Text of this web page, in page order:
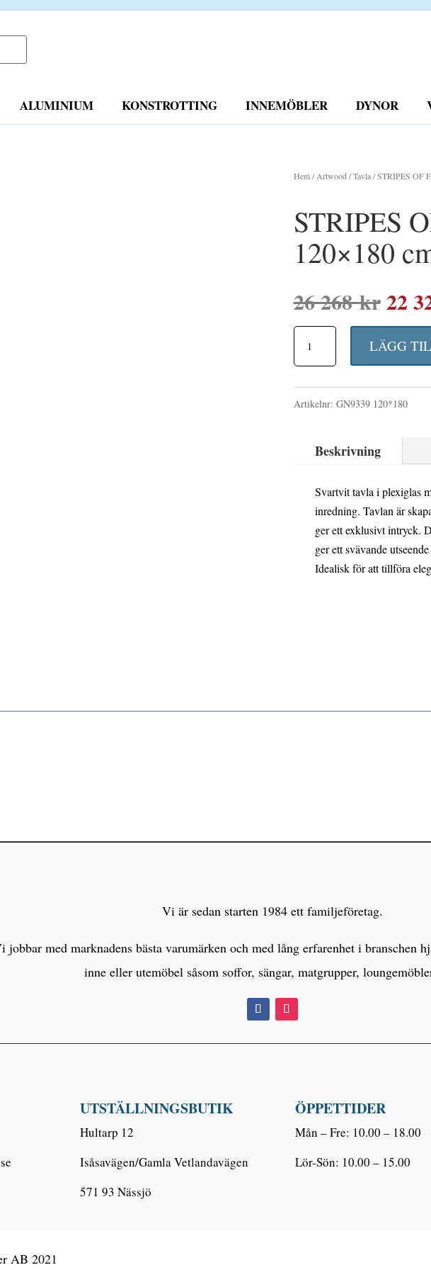
ALUMINIUM KONSTROTTING INNEMÖBLER DYNOR
Hem/Artwood /Tavla/ STRIPES OF
STRIPES
120×180
26 268kr Det
var:
26
22
OF
FAITH
fototavla
LÄGG
Artikelnr: GN9339 120*180
Beskrivning
Svartvit tavla i plexiglas
inredning. Tavlan är
ger ett exklusivt intryck.
ger ett svävande
Idealisk för att tillföra
Vi är sedan starten 1984 ett familjeföretag.
jobbar med marknadens bästa varumärken och med lång erfarenhet i branschen
inne eller utemöbel såsom soffor, sängar, matgrupper,
UTSTÄLLNINGSBUTIK
Hultarp 12
Isåsavägen/Gamla Vetlandavägen
571 93 Nässjö
ÖPPETTIDER
Mån – Fre: 10.00 – 18.00
Lör-Sön: 10.00 – 15.00
AB 2021